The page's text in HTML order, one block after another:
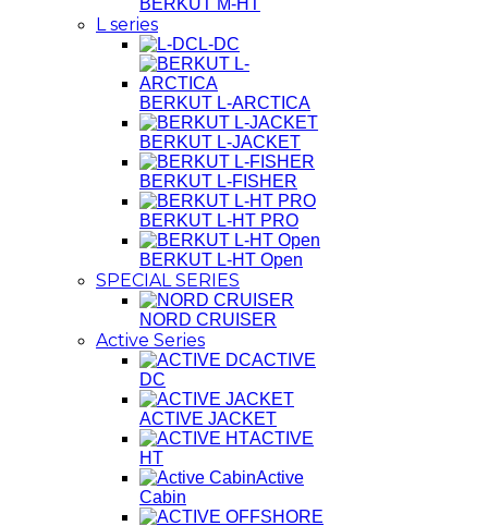
BERKUT M-HT
L series
L-DC
BERKUT L-ARCTICA
BERKUT L-JACKET
BERKUT L-FISHER
BERKUT L-HT PRO
BERKUT L-HT Open
SPECIAL SERIES
NORD CRUISER
Active Series
ACTIVE
DC
ACTIVE JACKET
ACTIVE
HT
Active
Cabin